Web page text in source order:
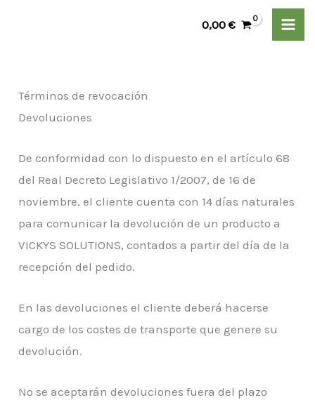
0,00€
Términos de revocación
Devoluciones
De conformidad con lo dispuesto en el artículo 68
del Real Decreto Legislativo 1/2007, de 16 de
noviembre, el cliente cuenta con 14 días naturales
para comunicar la devolución de un producto a
VICKYS SOLUTIONS, contados a partir del día de la
recepción del pedido.
En las devoluciones el cliente deberá hacerse
cargo de los costes de transporte que genere su
devolución.
No se aceptarán devoluciones fuera del plazo